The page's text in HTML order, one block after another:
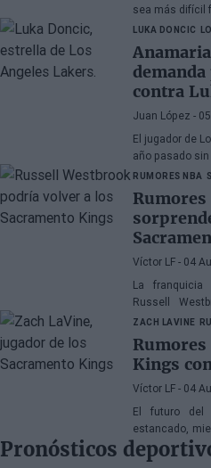
sea más difícil
que nunca
LUKA DONCIC
contra
acuerdo
Juan López -
El jugador de
año pasado
RUMORES NBA
Rumores
Víctor LF - 04
La
Russell
jóvenes,
ZACH LAVINE
Rumores
Kings
Víctor LF - 04
El futuro del
estancado,
rescindir su
Pronósticos